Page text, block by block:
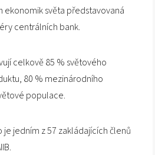
ekonomik světa představovaná
centrálních bank.
celkově 85 % světového
80 % mezinárodního
populace.
jedním z 57 zakládajících členů